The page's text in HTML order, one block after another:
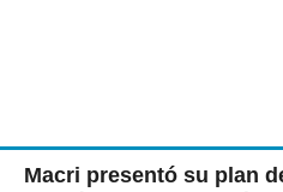
Macri presentó su plan